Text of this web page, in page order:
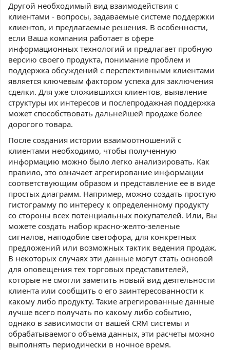
Другой необходимый вид взаимодействия с
клиентами - вопросы, задаваемые системе поддержки
клиентов, и предлагаемые решения. В особенности,
если Ваша компания работает в сфере
информационных технологий и предлагает пробную
версию своего продукта, понимание проблем и
поддержка обсуждений с перспективными клиентами
является ключевым фактором успеха для заключения
сделки. Для уже сложившихся клиентов, выявление
структуры их интересов и послепродажная поддержка
может способствовать дальнейшей продаже более
дорогого товара.
После создания истории взаимоотношений с
клиентами необходимо, чтобы полученную
информацию можно было легко анализировать. Как
правило, это означает агрегирование информации
соответствующим образом и представление ее в виде
простых диаграмм. Например, можно создать простую
гистограмму по интересу к определенному продукту
со стороны всех потенциальных покупателей. Или, Вы
можете создать набор красно-желто-зеленые
сигналов, наподобие светофора, для конкретных
предложений или возможных тактик ведения продаж.
В некоторых случаях эти данные могут стать основой
для оповещения тех торговых представителей,
которые не смогли заметить новый вид деятельности
клиента или сообщить о его заинтересованности к
какому либо продукту. Такие агрегированные данные
лучше всего получать по какому либо событию,
однако в зависимости от вашей CRM системы и
обрабатываемого объема данных, эти расчеты можно
выполнять периодически в ночное время.